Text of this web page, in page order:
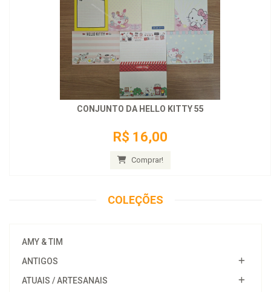
CONJUNTO DA HELLO KITTY 55
R$ 16,00
Comprar!
COLEÇÕES
AMY & TIM
ANTIGOS
ATUAIS / ARTESANAIS